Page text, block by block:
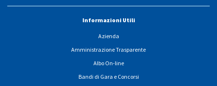
Informazioni Utili
Azienda
Amministrazione Trasparente
Albo On-line
Bandi di Gara e Concorsi